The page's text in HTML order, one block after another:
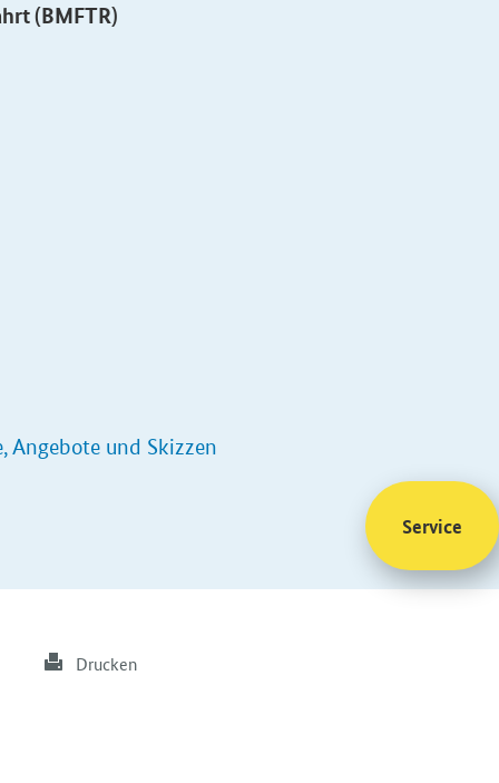
(BMFTR)
Angebote und Skizzen
Drucken
Service